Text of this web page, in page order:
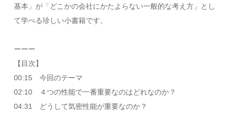
基本」が「どこかの会社にかたよらない一般的な考え方」とし
て学べる珍しい小書籍です。
ーーー
【目次】
00:15 今回のテーマ
02:10 ４つの性能で一番重要なのはどれなのか？
04:31 どうして気密性能が重要なのか？